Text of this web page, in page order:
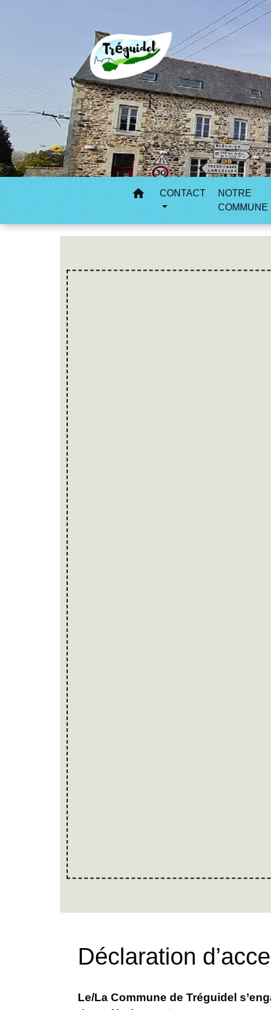
home CONTACT
NOTRE
COMMUNE
Déclaration
Le/La Commune de Tréguidel